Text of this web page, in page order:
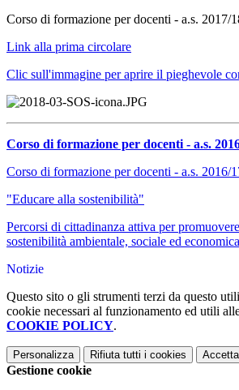
Corso di formazione per docenti - a.s. 2017/
Link alla prima circolare
Clic sull'immagine per aprire il pieghevole
Corso di formazione per docenti - a.s.
Corso di formazione per docenti - a.s. 2016/
"Educare alla sostenibilità"
Percorsi di cittadinanza attiva per
sostenibilità ambientale, sociale ed
Notizie
Questo sito o gli strumenti terzi da questo
cookie necessari al funzionamento ed utili
COOKIE POLICY.
Personalizza Rifiuta tutti i cookies
Gestione cookie